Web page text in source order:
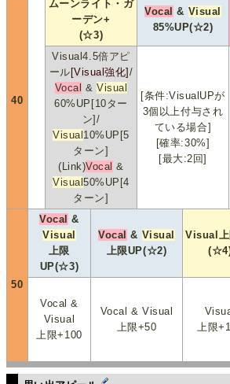
40
ムーンライト・ガ
ーデン+
(☆3)
Vocal & Visual
85%UP(☆2)
Visual4.5倍アピ
ール [Visual強化] /
Vocal &Visual
60%UP[10ター
ン]/
Visual 10%UP[5
ターン]
(Link)Vocal &
Visual50%UP[4
ターン]
[条件:VisualUPが
3個以上付与され
ている場合]
[確率:30%]
[最大:2回]
50
Vocal &
Visual
上限
UP(☆3)
Vocal & Visual
上限UP(☆2)
Visual上
Vocal &
Visual
上限+100
Vocal & Visual
上限+50
上限